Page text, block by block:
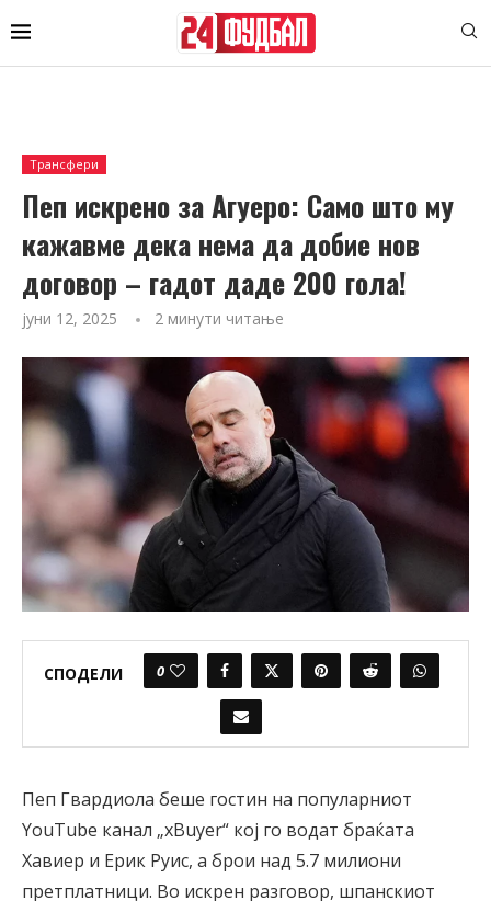
Трансфери
Пеп искрено за Агуеро: Само што му
кажавме дека нема да добие нов
договор – гадот даде 200 гола!
јуни 12, 2025 2 минути читање
СПОДЕЛИ 0
Пеп Гвардиола беше гостин на популарниот
YouTube канал „xBuyer“ кој го водат браќата
Хавиер и Ерик Руис, а брои над 5.7 милиони
претплатници. Во искрен разговор, шпанскиот